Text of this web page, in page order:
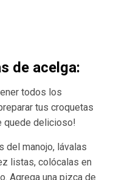
de acelga:
todos los
tus croquetas
quede delicioso!
del manojo, lávalas
listas, colócalas en
Agrega una pizca de